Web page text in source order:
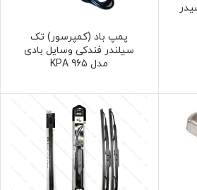
پمپ باد (کمپرسور) تک
سیلندر فندکی وسایل بادی
مدل 965 KPA